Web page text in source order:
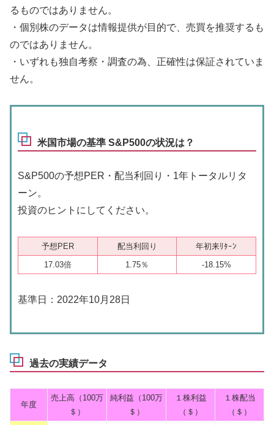
るものではありません。
・個別株のデータは情報提供が目的で、売買を推奨するも
のではありません。
・いずれも独自考察・調査の為、正確性は保証されていま
せん。
米国市場の基準 S&P500の状況は？
S&P500の予想PER・配当利回り・1年トータルリタ
ーン。
投資のヒントにしてください。
予想PER 配当利回り
年初来ﾘﾀｰﾝ
17.03倍
1.75％ -18.15%
基準日：2022年10月28日
過去の実績データ
年度
売上高（100万
＄）
純利益（100万
＄）
１株利益
（＄）
１株配当
（＄）